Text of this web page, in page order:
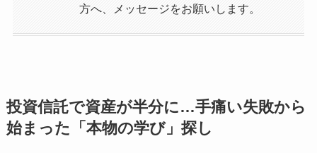
方へ、メッセージをお願いします。
投資信託で資産が半分に…手痛い失敗から
始まった「本物の学び」探し